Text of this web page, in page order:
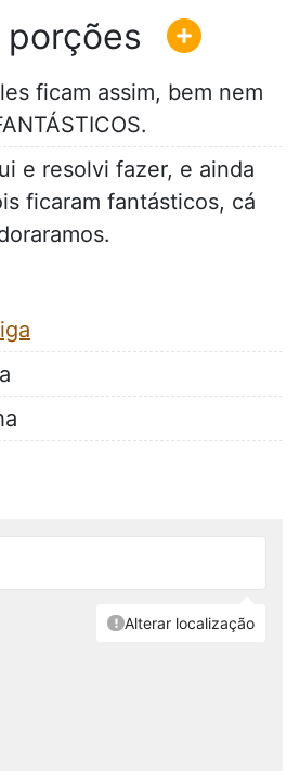
ficam assim, bem nem
e resolvi fazer, e ainda
ficaram fantásticos, cá